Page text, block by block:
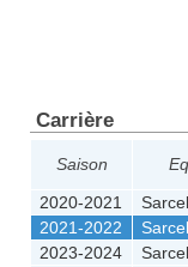
Carrière
Saison
2020-2021
2021-2022
2023-2024